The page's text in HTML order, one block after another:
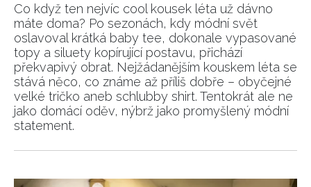
Co když ten nejvíc cool kousek léta už dávno
máte doma? Po sezonách, kdy módní svět
oslavoval krátká baby tee, dokonale vypasované
topy a siluety kopírující postavu, přichází
překvapivý obrat. Nejžádanějším kouskem léta se
stává něco, co známe až příliš dobře – obyčejné
velké tričko aneb schlubby shirt. Tentokrát ale ne
jako domácí oděv, nýbrž jako promyšlený módní
statement.